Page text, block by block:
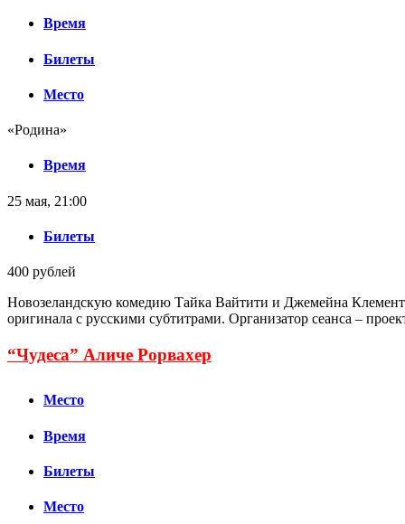
Время
Билеты
Место
«Родина»
Время
25 мая, 21:00
Билеты
400 рублей
Новозеландскую комедию Тайка Вайтити и Джемейна
оригинала с русскими субтитрами. Организатор сеанса –
“Чудеса” Аличе Рорвахер
Место
Время
Билеты
Место